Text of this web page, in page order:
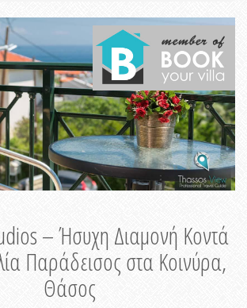
– Ήσυχη Διαμονή Κοντά
Παράδεισος στα Κοινύρα,
Θάσος